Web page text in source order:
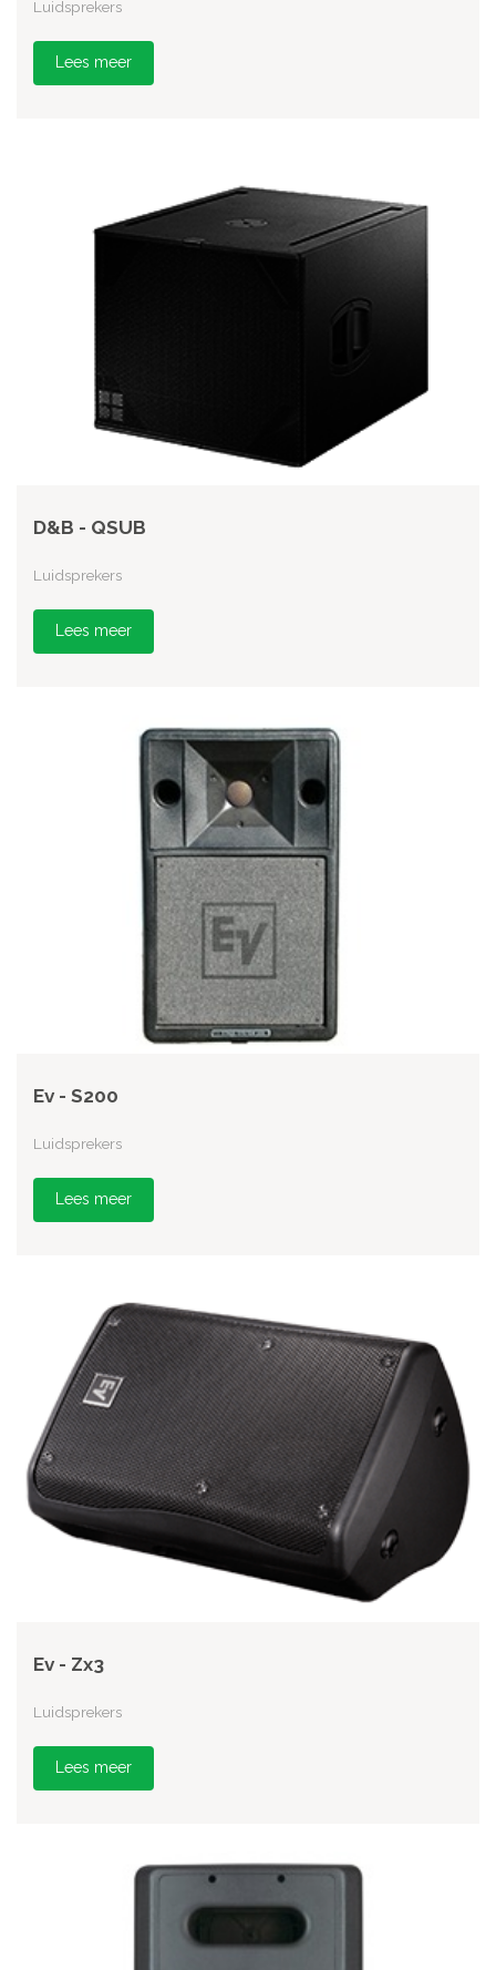
Luidsprekers
Lees meer
D&B - QSUB
Luidsprekers
Lees meer
Ev - S200
Luidsprekers
Lees meer
Ev - Zx3
Luidsprekers
Lees meer